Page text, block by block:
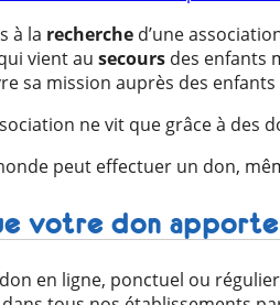
à la recherche d’une
vient au secours des enfants
sa mission auprès des
ne vit que grâce à des
peut effectuer un don,
votre don
en ligne, ponctuel ou